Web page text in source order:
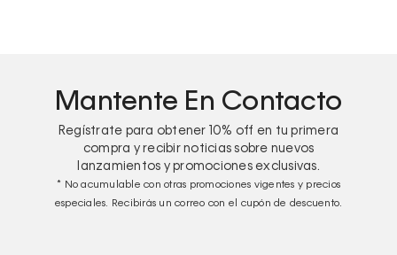
Mantente En Contacto
Regístrate para obtener 10% off en tu primera
compra y recibir noticias sobre nuevos
lanzamientos y promociones exclusivas.
* No acumulable con otras promociones vigentes y precios
especiales. Recibirás un correo con el cupón de descuento.